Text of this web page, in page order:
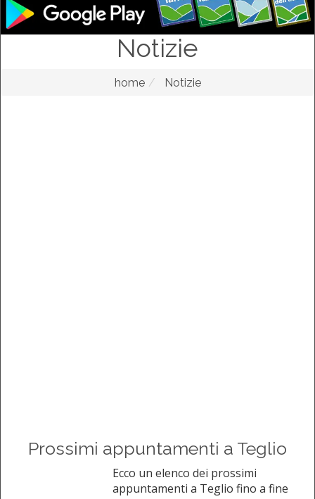
Notizie
home Notizie
Prossimi appuntamenti a Teglio
Ecco un elenco dei prossimi
appuntamenti a Teglio fino a fine